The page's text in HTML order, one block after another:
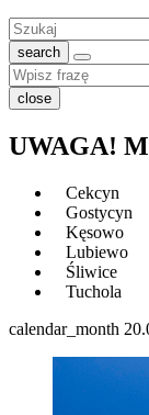
Szukaj:
search
close
UWAGA!
Cekcyn
Gostycyn
Kęsowo
Lubiewo
Śliwice
Tuchola
calendar_month